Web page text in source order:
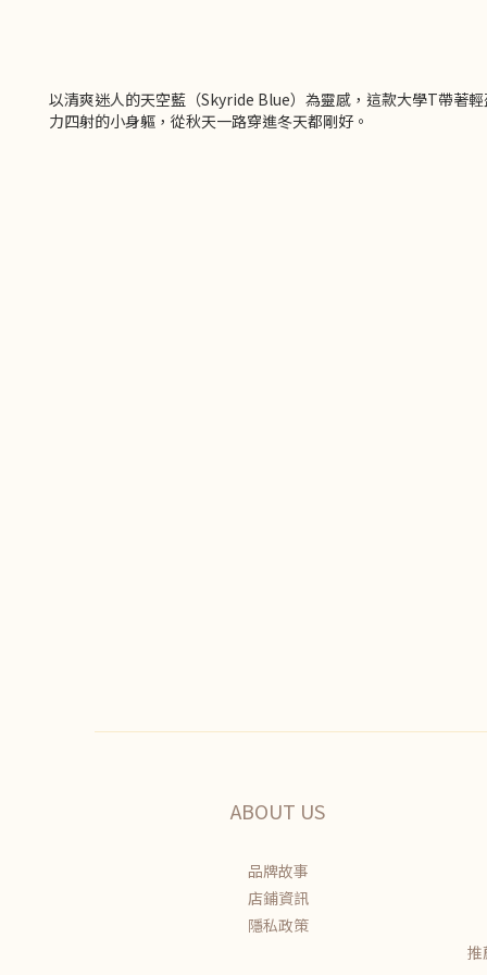
以清爽迷人的天空藍（Skyride Blue）為靈感，這款大學T帶著
力四射的小身軀，從秋天一路穿進冬天都剛好。
ABOUT US
品牌故事
店鋪資訊
隱私政策
推